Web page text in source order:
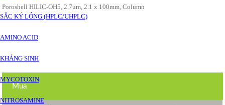
SẮC KÝ LỎNG (HPLC/UHPLC)
AMINO ACID
KHÁNG SINH
MYCOTOXIN
NITROSAMINE
Poroshell HILIC-OH5, 2.7um, 2.1 x 100mm, Column
Mua